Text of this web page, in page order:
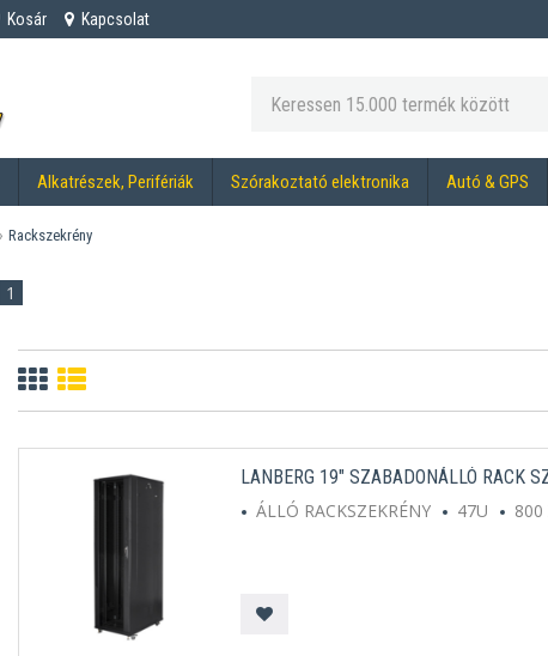
Kosár Kapcsolat
Alkatrészek, Perifériák Szórakoztató elektronika Autó & GPS
Rackszekrény
1
LANBERG 19" SZABADONÁLLÓ RACK
ÁLLÓ RACKSZEKRÉNY
47U